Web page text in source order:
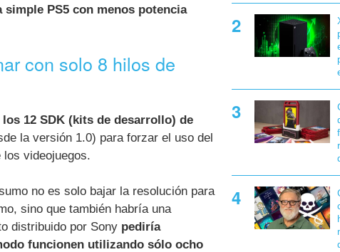
PS5 con menos potencia
con solo 8 hilos de
12 SDK (kits de desarrollo) de
la versión 1.0) para forzar el uso del
los videojuegos.
no es solo bajar la resolución para
sino que también habría una
distribuido por Sony pediría
funcionen utilizando sólo ocho